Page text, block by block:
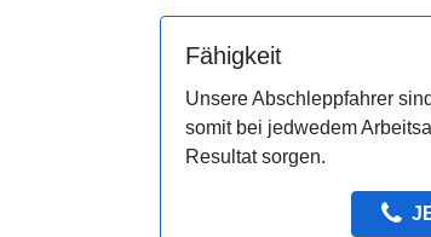
Fähigkeit
Unsere Abschleppfahrer
somit bei jedwedem
Resultat sorgen.